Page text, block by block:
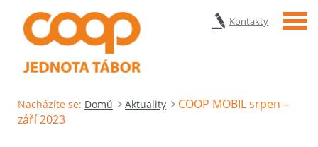
Kontakty Menu
Nacházíte se: Domů Aktuality
COOP MOBIL srpen –
září 2023